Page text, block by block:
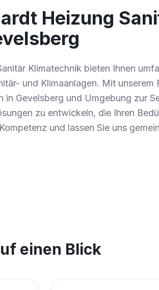
Heizung
Klimatechnik bieten Ihnen
und Klimaanlagen. Mit unserem
in Gevelsberg und Umgebung zur
zu entwickeln, die Ihren
und lassen Sie uns
einen Blick